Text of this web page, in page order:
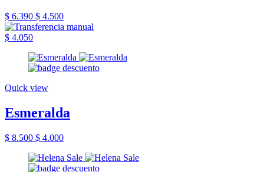
$ 6.390 $ 4.500
$ 4.050
Quick view
Esmeralda
$ 8.500 $ 4.000